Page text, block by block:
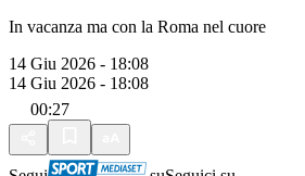
In vacanza ma con la Roma nel cuore
14 Giu 2026 - 18:08
14 Giu 2026 - 18:08
00:27